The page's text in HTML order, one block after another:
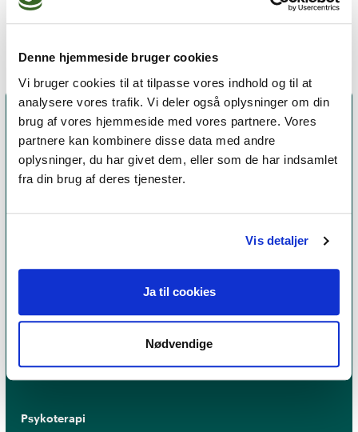
Denne hjemmeside bruger cookies
Vi bruger cookies til at tilpasse vores indhold og til at
analysere vores trafik. Vi deler også oplysninger om din
brug af vores hjemmeside med vores partnere. Vores
partnere kan kombinere disse data med andre
oplysninger, du har givet dem, eller som de har indsamlet
fra din brug af deres tjenester.
Vis detaljer
Ja til cookies
Nødvendige
Oplevelsesorienteret terapi
Et medlemskab af Dansk Psykoterapeutforening
er et kvalitetsstempel. Alle vores medlemmer skal
leve op til en række kriterier om uddannelse og
Psykoterapi